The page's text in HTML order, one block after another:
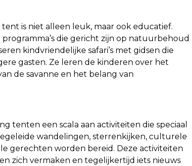
is niet alleen leuk, maar ook educatief.
die gericht zijn op natuurbehoud
kindvriendelijke safari’s met gidsen die
gasten. Ze leren de kinderen over het
de savanne en het belang van
tenten een scala aan activiteiten die speciaal
wandelingen, sterrenkijken, culturele
gerechten worden bereid. Deze activiteiten
zich vermaken en tegelijkertijd iets nieuws